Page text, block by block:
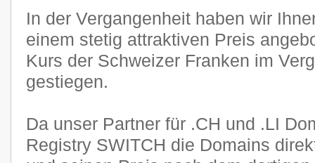
In der Vergangenheit haben wir
einem stetig attraktiven Preis
Kurs der Schweizer Franken im
gestiegen.
Da unser Partner für .CH und .LI
Registry SWITCH die Domains